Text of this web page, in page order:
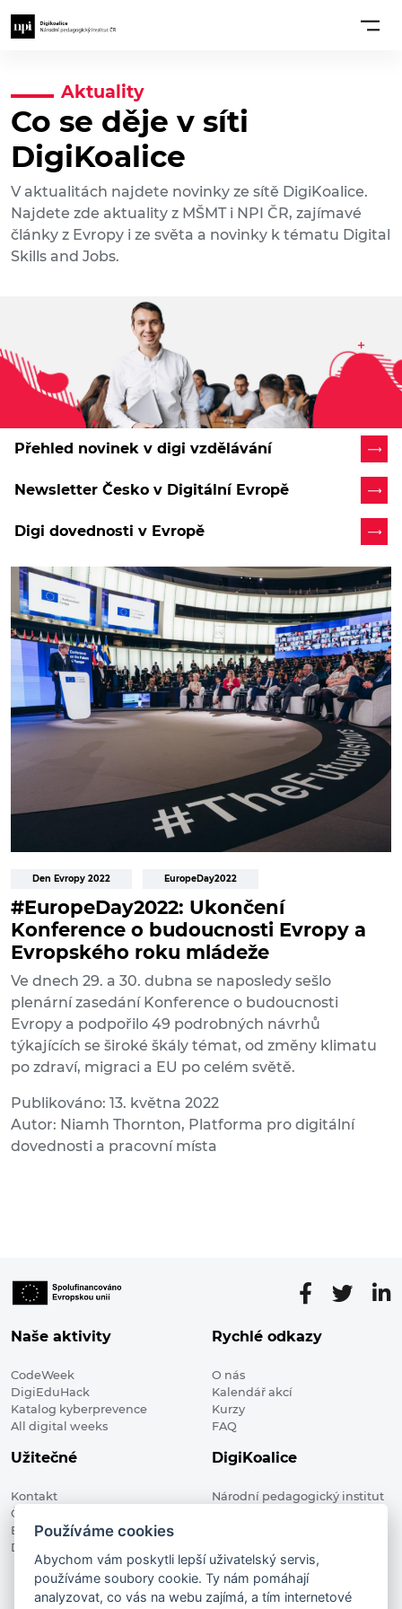
Aktuality
Co se děje v síti
DigiKoalice
V aktualitách najdete novinky ze sítě DigiKoalice.
Najdete zde aktuality z MŠMT i NPI ČR, zajímavé
články z Evropy i ze světa a novinky k tématu Digital
Skills and Jobs.
Přehled novinek v digi vzdělávání
Newsletter Česko v Digitální Evropě
Digi dovednosti v Evropě
Den Evropy 2022 EuropeDay2022
#EuropeDay2022: Ukončení
Konference o budoucnosti Evropy a
Evropského roku mládeže
Ve dnech 29. a 30. dubna se naposledy sešlo
plenární zasedání Konference o budoucnosti
Evropy a podpořilo 49 podrobných návrhů
týkajících se široké škály témat, od změny klimatu
po zdraví, migraci a EU po celém světě.
Publikováno: 13. května 2022
Autor: Niamh Thornton, Platforma pro digitální
dovednosti a pracovní místa
Naše aktivity
CodeWeek
DigiEduHack
Katalog kyberprevence
All digital weeks
Rychlé odkazy
O nás
Kalendář akcí
Kurzy
FAQ
Užitečné
Kontakt
Členské organizace
Blog
Digitalizace ve vzdělávání
DigiKoalice
Národní pedagogický institut
DigiKoalice 2021. All rights reserved
Používáme cookies
Abychom vám poskytli lepší uživatelský servis,
používáme soubory cookie. Ty nám pomáhají
analyzovat, co vás na webu zajímá, a tím internetové